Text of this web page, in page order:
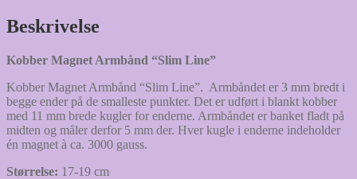
Beskrivelse
Kobber Magnet Armbånd “Slim Line”
Kobber Magnet Armbånd “Slim Line”. Armbåndet er 3 mm bredt i
begge ender på de smalleste punkter. Det er udført i blankt kobber
med 11 mm brede kugler for enderne. Armbåndet er banket fladt på
midten og måler derfor 5 mm der. Hver kugle i enderne indeholder
én magnet à ca. 3000 gauss.
Størrelse: 17-19 cm